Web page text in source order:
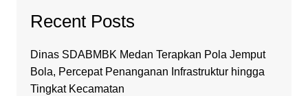
Recent Posts
Dinas SDABMBK Medan Terapkan Pola Jemput
Bola, Percepat Penanganan Infrastruktur hingga
Tingkat Kecamatan